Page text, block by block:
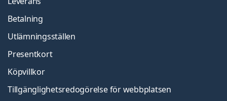
Betalning
Utlämningsställen
Presentkort
Köpvillkor
Tillgänglighetsredogörelse för webbplatsen